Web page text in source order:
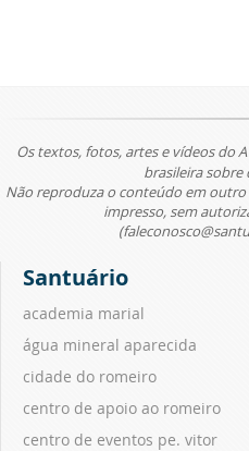
Os textos, fotos, artes e vídeos do
brasileira
Não reproduza o conteúdo em
impresso, sem
Santuário
academia marial
água mineral aparecida
cidade do romeiro
centro de apoio ao romeiro
centro de eventos pe. vitor